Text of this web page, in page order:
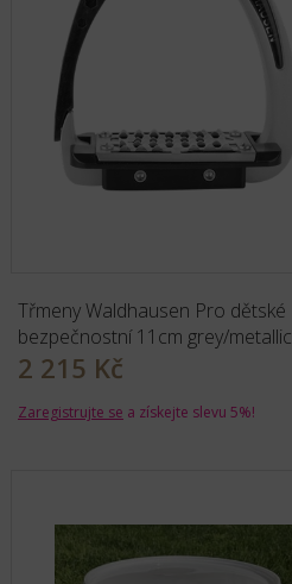
Třmeny Waldhausen Pro dětské
bezpečnostní 11cm grey/metallic
2 215 Kč
Zaregistrujte se a získejte slevu 5%!